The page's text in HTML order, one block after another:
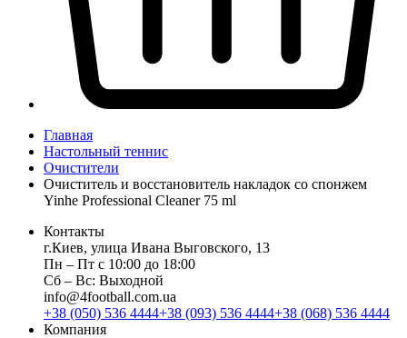
Главная
Настольный теннис
Очистители
Очиститель и восстановитель накладок со спонжем
Yinhe Professional Cleaner 75 ml
Контакты
г.Киев, улица Ивана Выговского, 13
Пн ‒ Пт с 10:00 до 18:00
Сб ‒ Вс: Выходной
info@4football.com.ua
+38 (050) 536 4444+38 (093) 536 4444+38 (068) 536 4444
Компания